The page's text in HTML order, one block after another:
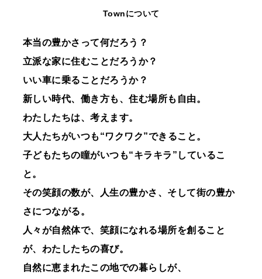
Townについて
本当の豊かさって何だろう？
立派な家に住むことだろうか？
いい車に乗ることだろうか？
新しい時代、働き方も、住む場所も自由。
わたしたちは、考えます。
大人たちがいつも“ワクワク”できること。
子どもたちの瞳がいつも“キラキラ”しているこ
と。
その笑顔の数が、人生の豊かさ、そして街の豊か
さにつながる。
人々が自然体で、笑顔になれる場所を創ること
が、わたしたちの喜び。
自然に恵まれたこの地での暮らしが、